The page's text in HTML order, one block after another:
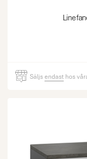
Line
Säljsendast hos